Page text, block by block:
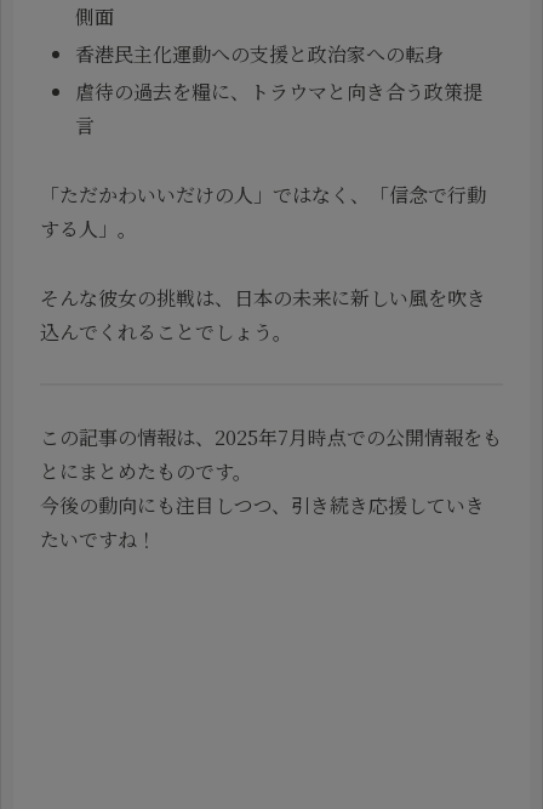
側面
香港民主化運動への支援と政治家への転身
虐待の過去を糧に、トラウマと向き合う政策提
言
「ただかわいいだけの人」ではなく、「信念で行動
する人」。
そんな彼女の挑戦は、日本の未来に新しい風を吹き
込んでくれることでしょう。
この記事の情報は、2025年7月時点での公開情報をも
とにまとめたものです。
今後の動向にも注目しつつ、引き続き応援していき
たいですね！